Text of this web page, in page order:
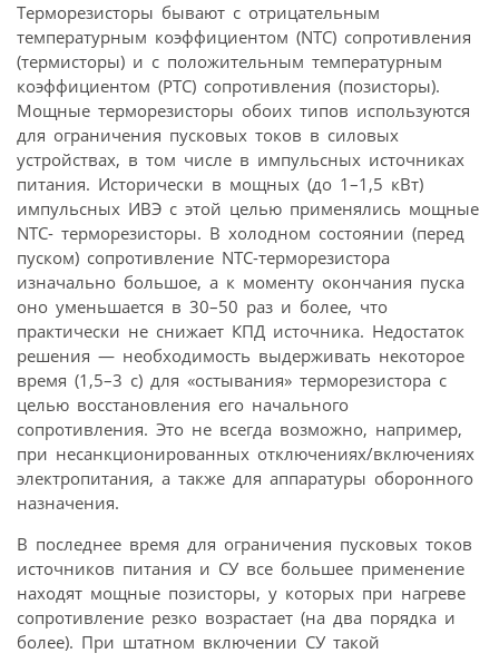
Терморезисторы бывают с отрицательным
температурным коэффициентом (NTC) сопротивления
(термисторы) и с положительным температурным
коэффициентом (PTC) сопротивления (позисторы).
Мощные терморезисторы обоих типов используются
для ограничения пусковых токов в силовых
устройствах, в том числе в импульсных источниках
питания. Исторически в мощных (до 1–1,5 кВт)
импульсных ИВЭ с этой целью применялись мощные
NTC- терморезисторы. В холодном состоянии (перед
пуском) сопротивление NTC-терморезистора
изначально большое, а к моменту окончания пуска
оно уменьшается в 30–50 раз и более, что
практически не снижает КПД источника. Недостаток
решения — необходимость выдерживать некоторое
время (1,5–3 с) для «остывания» терморезистора с
целью восстановления его начального
сопротивления. Это не всегда возможно, например,
при несанкционированных отключениях/включениях
электропитания, а также для аппаратуры оборонного
назначения.
В последнее время для ограничения пусковых токов
источников питания и СУ все большее применение
находят мощные позисторы, у которых при нагреве
сопротивление резко возрастает (на два порядка и
более). При штатном включении СУ такой